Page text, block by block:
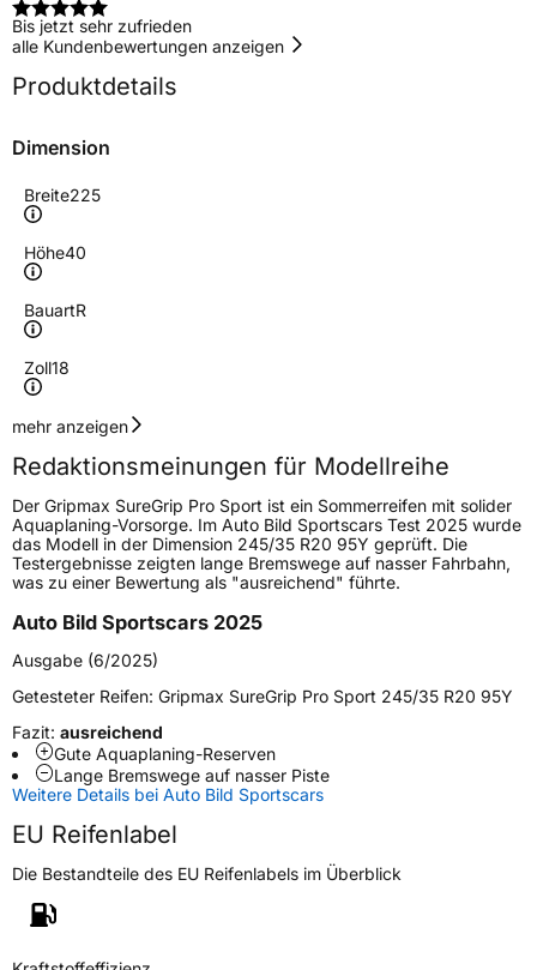
Bis jetzt sehr zufrieden
alle Kundenbewertungen anzeigen
Produktdetails
Dimension
Breite225
Höhe40
BauartR
Zoll18
Geschwindigkeitsindex
Höchstgeschwindigkeit
300 km/h
Lastindex92
Höchstlast630 kg
Gewicht (in kg)
9,26 kg
Generelle Merkmale
FahrzeugtypPKW
VerwendungSommerreifen
ModellnameSureGrip Pro Sport
Weitere Eigenschaften
mehr anzeigen
Redaktionsmeinungen für Modellreihe
Der Gripmax SureGrip Pro Sport ist ein Sommerreifen mit solider
Aquaplaning-Vorsorge. Im Auto Bild Sportscars Test 2025 wurde
das Modell in der Dimension 245/35 R20 95Y geprüft. Die
Testergebnisse zeigten lange Bremswege auf nasser Fahrbahn,
was zu einer Bewertung als "ausreichend" führte.
Auto Bild Sportscars 2025
Ausgabe (6/2025)
Getesteter Reifen: Gripmax SureGrip Pro Sport 245/35 R20 95Y
Fazit: ausreichend
Gute Aquaplaning-Reserven
Lange Bremswege auf nasser Piste
Weitere Details bei Auto Bild Sportscars
EU Reifenlabel
Die Bestandteile des EU Reifenlabels im Überblick